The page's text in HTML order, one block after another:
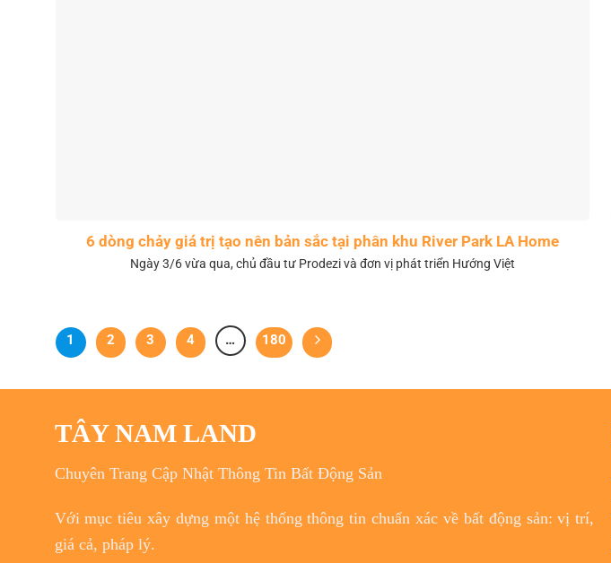
6 dòng chảy giá trị tạo nên bản sắc tại phân khu River Park LA Home
Ngày 3/6 vừa qua, chủ đầu tư Prodezi và đơn vị phát triển Hướng Việt
1 2 3 4 … 180
TÂY NAM LAND
Chuyên Trang Cập Nhật Thông Tin Bất Động Sản
Vớimục tiêu xây dựng một hệ thống thông tin chuẩn xác về bất động sản: vị trí,
giá cả, pháp lý.